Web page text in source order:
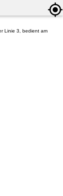
Linie 3, bedient am